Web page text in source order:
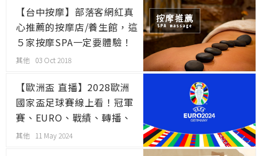
【台中按摩】部落客網紅真
心推薦的按摩店/養生館，這
５家按摩SPA一定要體驗！
其他 03 Oct 2018
【歐洲盃 直播】2028歐洲
國家盃足球賽線上看！冠軍
賽、EURO、戰績、轉播、
賽程表、手機可看、免費、
其他 11 May 2024